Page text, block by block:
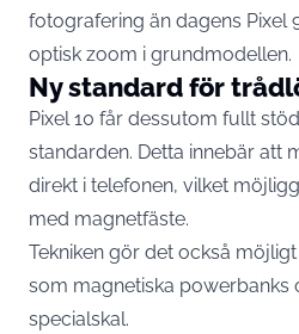
fotografering än dagens Pixel
optisk zoom i grundmodellen.
Ny standard för
Pixel 10 får dessutom fullt
standarden. Detta innebär att
direkt i telefonen, vilket
med magnetfäste.
Tekniken gör det också
som magnetiska powerbanks
specialskal.